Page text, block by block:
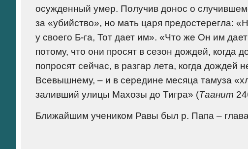
осужденный умер. Получив донос о
за «убийство», но мать царя предостерегла:
у своего Б-га, Тот дает им». «Что же Он им
потому, что они просят в сезон дождей, когда
попросят сейчас, в разгар лета, когда дождей
Всевышнему, – и в середине месяца тамуза
заливший улицы Махозы до Тигра» (Таанит
Ближайшим учеником Равы был р. Папа –